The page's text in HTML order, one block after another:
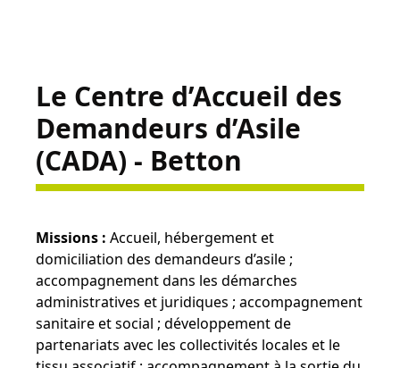
Le Centre d’Accueil des
Demandeurs d’Asile
(CADA) - Betton
Missions : Accueil, hébergement et
domiciliation des demandeurs d’asile ;
accompagnement dans les démarches
administratives et juridiques ; accompagnement
sanitaire et social ; développement de
partenariats avec les collectivités locales et le